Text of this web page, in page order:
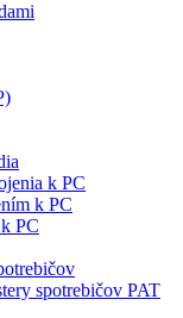
k PC
k PC
PC
spotrebičov PAT